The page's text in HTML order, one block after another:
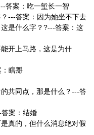
答案：吃一堑长一智
---答案：因为她坐不下去
是什么字？?---答案：这
开上马路，这是为什
瞎掰
共同点，那是什么？---答
案：结婚
真的，但什么消息绝对假